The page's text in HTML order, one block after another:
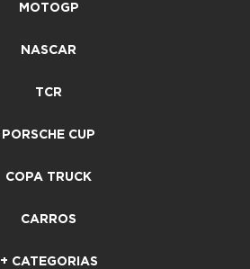
MOTOGP
NASCAR
TCR
PORSCHE CUP
COPA TRUCK
CARROS
+ CATEGORIAS